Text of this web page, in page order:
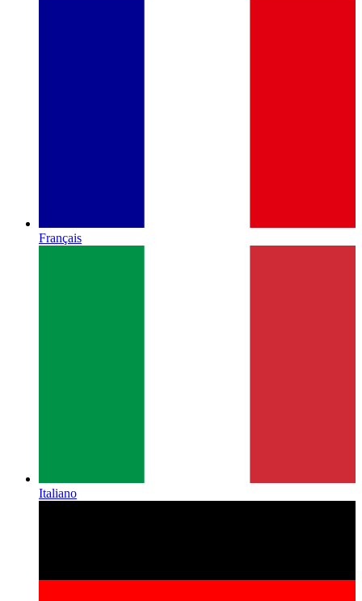
Français
Italiano